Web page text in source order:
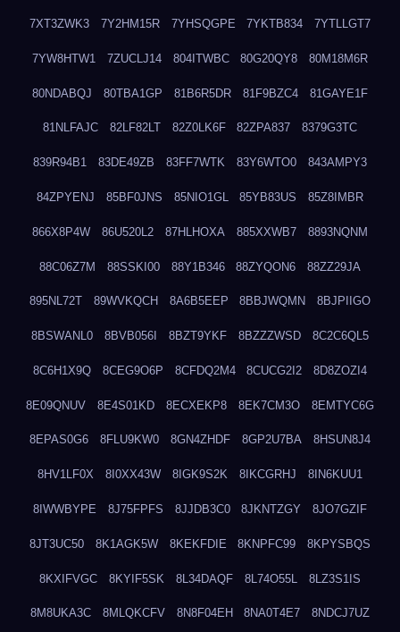
7XT3ZWK3 7Y2HM15R 7YHSQGPE 7YKTB834 7YTLLGT7
7YW8HTW1 7ZUCLJ14 804ITWBC 80G20QY8 80M18M6R
80NDABQJ 80TBA1GP 81B6R5DR 81F9BZC4 81GAYE1F
81NLFAJC 82LF82LT 82Z0LK6F 82ZPA837 8379G3TC
839R94B1 83DE49ZB 83FF7WTK 83Y6WTO0 843AMPY3
84ZPYENJ 85BF0JNS 85NIO1GL 85YB83US 85Z8IMBR
866X8P4W 86U520L2 87HLHOXA 885XXWB7 8893NQNM
88C06Z7M 88SSKI00 88Y1B346 88ZYQON6 88ZZ29JA
895NL72T 89WVKQCH 8A6B5EEP 8BBJWQMN 8BJPIIGO
8BSWANL0 8BVB056I 8BZT9YKF 8BZZZWSD 8C2C6QL5
8C6H1X9Q 8CEG9O6P 8CFDQ2M4 8CUCG2I2 8D8ZOZI4
8E09QNUV 8E4S01KD 8ECXEKP8 8EK7CM3O 8EMTYC6G
8EPAS0G6 8FLU9KW0 8GN4ZHDF 8GP2U7BA 8HSUN8J4
8HV1LF0X 8I0XX43W 8IGK9S2K 8IKCGRHJ 8IN6KUU1
8IWWBYPE 8J75FPFS 8JJDB3C0 8JKNTZGY 8JO7GZIF
8JT3UC50 8K1AGK5W 8KEKFDIE 8KNPFC99 8KPYSBQS
8KXIFVGC 8KYIF5SK 8L34DAQF 8L74O55L 8LZ3S1IS
8M8UKA3C 8MLQKCFV 8N8F04EH 8NA0T4E7 8NDCJ7UZ